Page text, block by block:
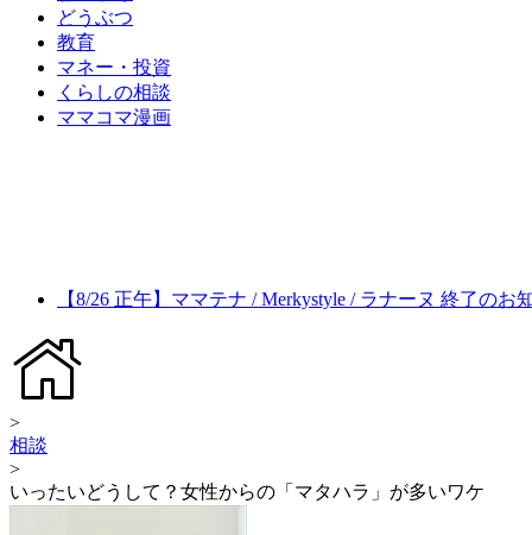
どうぶつ
教育
マネー・投資
くらしの相談
ママコマ漫画
【8/26 正午】ママテナ / Merkystyle / ラナーヌ 終了のお
>
相談
>
いったいどうして？女性からの「マタハラ」が多いワケ